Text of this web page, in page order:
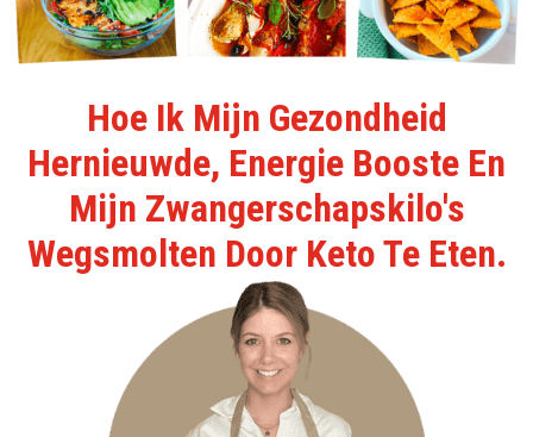
Hoe Ik Mijn Gezondheid
Hernieuwde, Energie Booste En
Mijn Zwangerschapskilo's
Wegsmolten Door Keto Te Eten.